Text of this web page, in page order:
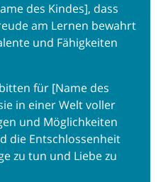
des Kindes], dass
am Lernen bewahrt
und Fähigkeiten
für [Name des
in einer Welt voller
und Möglichkeiten
die Entschlossenheit
zu tun und Liebe zu